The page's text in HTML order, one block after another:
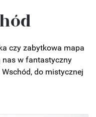
czy zabytkowa mapa
nas w fantastyczny
do mistycznej